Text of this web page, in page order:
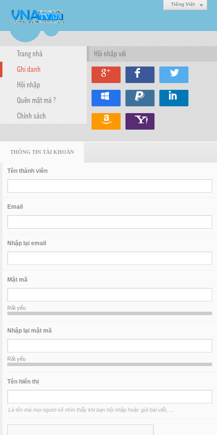
Tiếng Việt
Hội nhập với
Trang nhà
Ghi danh
Hội nhập
Quên mật mã ?
Chính sách
THÔNG TIN TÀI KHOẢN
Tên thành viên
Email
Nhập lại email
Mật mã
Rất yếu
Nhập lại mật mã
Rất yếu
Tên hiển thị
Là tên mà mọi người sẽ nhìn thấy khi bạn hội nhập hoặc gửi bài viết, ...